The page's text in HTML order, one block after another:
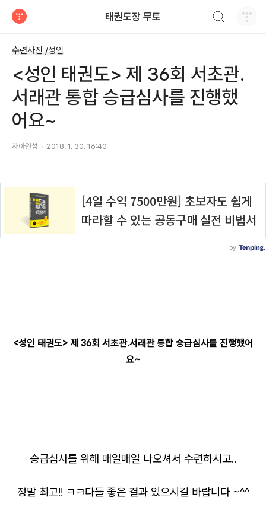
태권도장 무토
수련사진 /성인
<성인 태권도> 제 36회 서초관.
서래관 통합 승급심사를 진행했
어요~
자아완성 2018. 1. 30. 16:40
<성인 태권도> 제 36회 서초관.서래관 통합 승급심사를 진행했어
요~
승급심사를 위해 매일매일 나오셔서 수련하시고..
정말 최고!! ㅋㅋ다들 좋은 결과 있으시길 바랍니다 ~^^